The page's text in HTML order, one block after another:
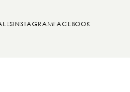
INSTAGRAMFACEBOOK